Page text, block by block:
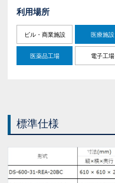
利用場所
ビル・商業施設 医療施設
医薬品工場 電子工場
標準仕様